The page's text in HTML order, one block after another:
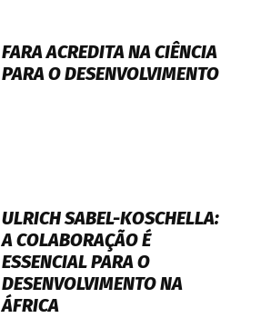
FARA ACREDITA NA CIÊNCIA
PARA O DESENVOLVIMENTO
ULRICH SABEL-KOSCHELLA:
A COLABORAÇÃO É
ESSENCIAL PARA O
DESENVOLVIMENTO NA
ÁFRICA